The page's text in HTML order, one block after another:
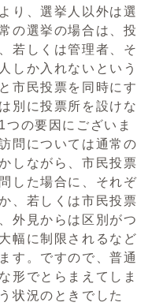
り、選挙人以外は選
の選挙の場合は、投
若しくは管理者、そ
しか入れないという
市民投票を同時にす
別に投票所を設けな
の要因にございま
問については通常の
しながら、市民投票
した場合に、それぞ
、若しくは市民投票
外見からは区別がつ
幅に制限されるなど
す。ですので、普通
形でとらまえてしま
状況のときでした